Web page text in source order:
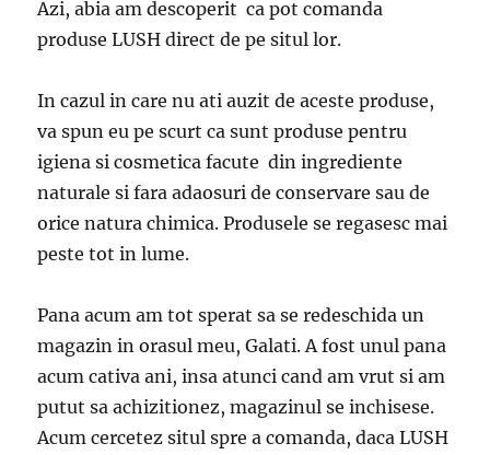
Azi, abia am descoperit ca pot comanda
produse LUSH direct de pe situl lor.
In cazul in care nu ati auzit de aceste produse,
va spun eu pe scurt ca sunt produse pentru
igiena si cosmetica facute din ingrediente
naturale si fara adaosuri de conservare sau de
orice natura chimica. Produsele se regasesc mai
peste tot in lume.
Pana acum am tot sperat sa se redeschida un
magazin in orasul meu, Galati. A fost unul pana
acum cativa ani, insa atunci cand am vrut si am
putut sa achizitionez, magazinul se inchisese.
Acum cercetez situl spre a comanda, daca LUSH